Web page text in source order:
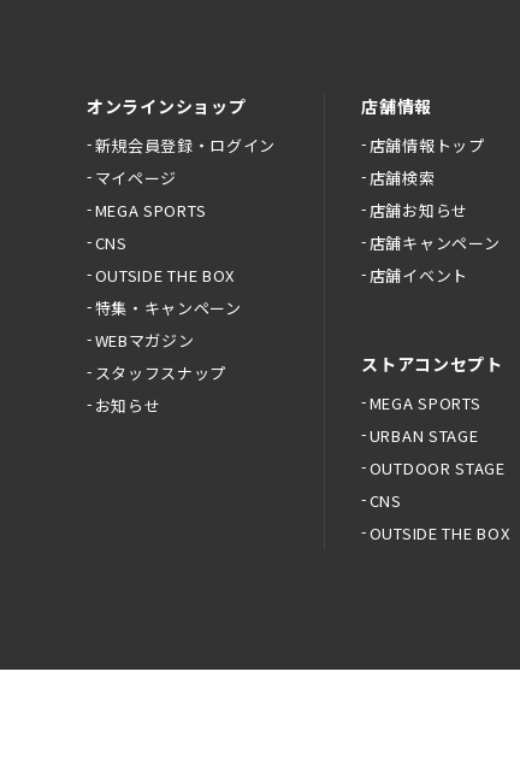
オンラインショップ
新規会員登録・ログイン
マイページ
MEGA SPORTS
CNS
OUTSIDE THE BOX
特集・キャンペーン
WEBマガジン
スタッフスナップ
お知らせ
店舗情報
店舗情報トップ
店舗検索
店舗お知らせ
店舗キャンペーン
店舗イベント
ストアコンセプト
MEGA SPORTS
URBAN STAGE
OUTDOOR STAGE
CNS
OUTSIDE THE BOX